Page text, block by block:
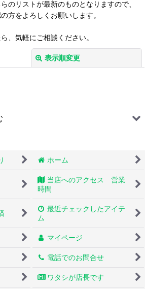
のリストが最新のものとなりますので、
方をよろしくお願いします。
、気軽にご相談ください。
表示順変更
ホーム
当店へのアクセス 営業
時間
最近チェックしたアイテ
ム
マイページ
電話でのお問合せ
ワタシが店長です